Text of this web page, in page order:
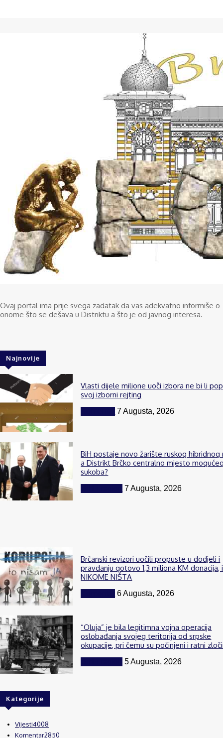
Ovaj portal ima prije svega zadatak da vas adekvatno informiše o
onome što se dešava u Distriktu a što je od javnog interesa.
Najnovije
Vlasti dijele milione uoči izbora ne bi li
svoj izborni rejting
7 Augusta, 2026
BiH postaje novo žarište ruskog hibridnog
a Distrikt Brčko centralno mjesto
sukoba?
7 Augusta, 2026
Brčanski revizori uočili propuste u dodjeli i
pravdanju gotovo 1,3 miliona KM donacija, i
NIKOME NIŠTA
6 Augusta, 2026
“Oluja” je bila legitimna vojna operacija
oslobađanja svojeg teritorija od srpske
okupacije, pri čemu su počinjeni i ratni
5 Augusta, 2026
Kategorije
Vijesti4008
Komentar2850